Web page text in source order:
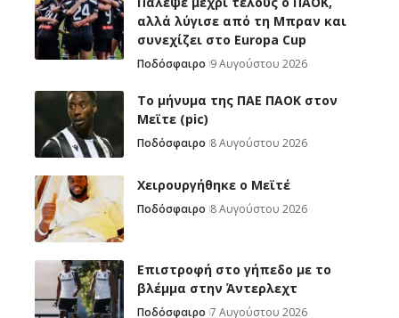
αλλά λύγισε από τη Μπραν και
συνεχίζει στο Europa Cup
Ποδόσφαιρο 9 Αυγούστου 2026
Το μήνυμα της ΠΑΕ ΠΑΟΚ στον
Μεϊτε (pic)
Ποδόσφαιρο 8 Αυγούστου 2026
Χειρουργήθηκε ο Μεϊτέ
Ποδόσφαιρο 8 Αυγούστου 2026
Επιστροφή στο γήπεδο με το
βλέμμα στην Άντερλεχτ
Ποδόσφαιρο 7 Αυγούστου 2026